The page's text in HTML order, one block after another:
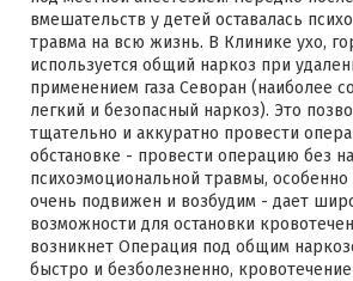
вмешательств у детей оставалась
травма на всю жизнь. В Клинике ухо,
используется общий наркоз при
применением газа Севоран (наиболее
легкий и безопасный наркоз). Это
тщательно и аккуратно провести
обстановке - провести операцию без
психоэмоциональной травмы,
очень подвижен и возбудим - дает
возможности для остановки
возникнет Операция под общим
быстро и безболезненно,